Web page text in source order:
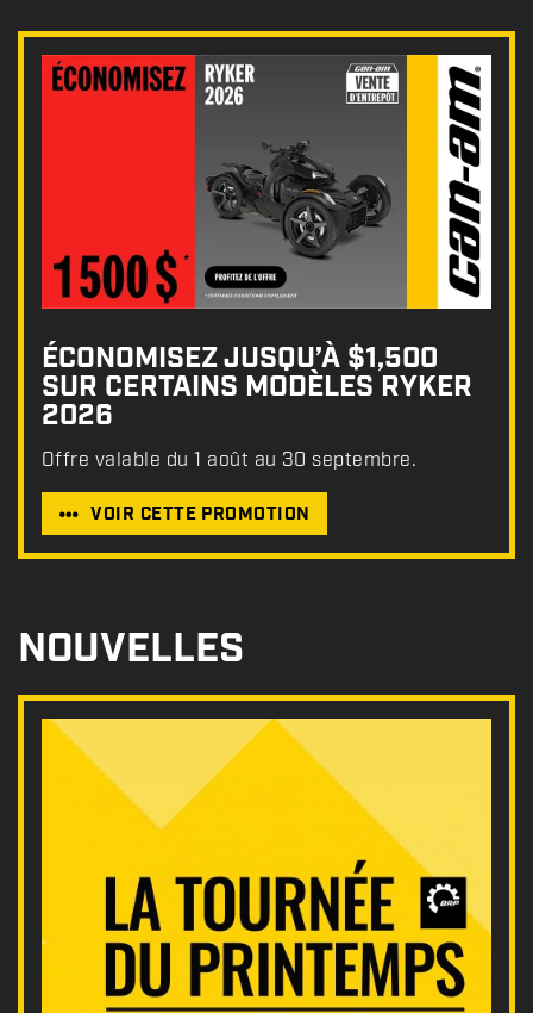
ÉCONOMISEZ JUSQU’À $1,500
SUR CERTAINS MODÈLES RYKER
2026
Offre valable du 1 août au 30 septembre.
VOIR CETTE PROMOTION
NOUVELLES